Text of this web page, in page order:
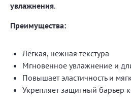
увлажнения.
Преимущества:
Лёгкая, нежная текстура
Мгновенное увлажнение и
Повышает эластичность и
Укрепляет защитный барьер